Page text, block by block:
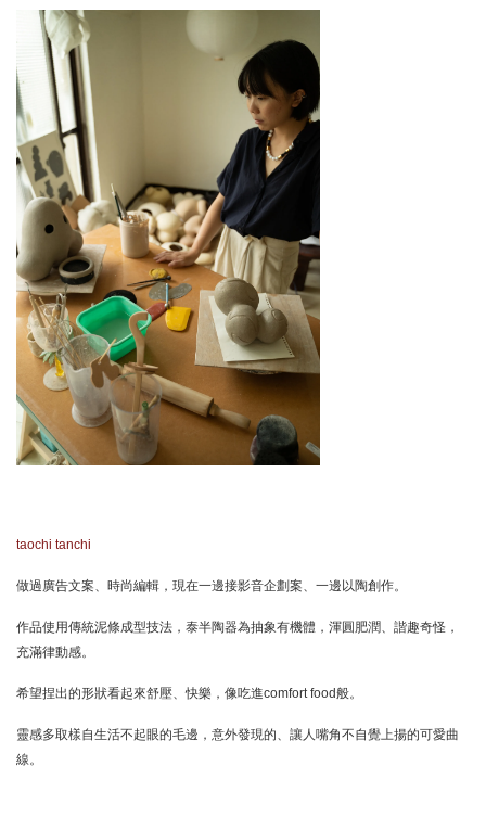
taochi tanchi
做過廣告文案、時尚編輯，現在一邊接影音企劃案、一邊以陶創作。
作品使用傳統泥條成型技法，泰半陶器為抽象有機體，渾圓肥潤、諧趣奇怪，
充滿律動感。
希望捏出的形狀看起來舒壓、快樂，像吃進comfort food般。
靈感多取樣自生活不起眼的毛邊，意外發現的、讓人嘴角不自覺上揚的可愛曲
線。